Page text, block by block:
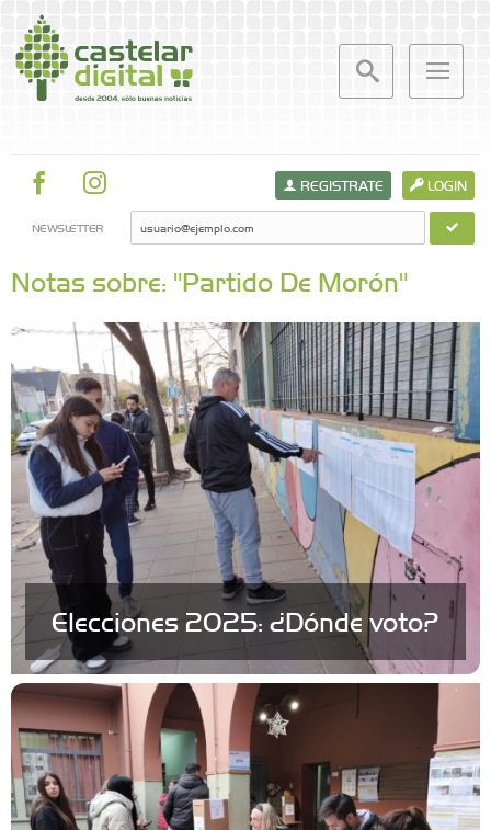
LOGIN
REGISTRATE
NEWSLETTER
Notas sobre: "Partido De Morón"
Elecciones 2025: ¿Dónde voto?